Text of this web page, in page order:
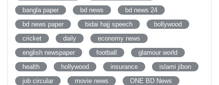
bangla paper
bd news
bd news 24
bd news paper
bidai hajj speech
bollywood
cricket
daily
economy news
english newspaper
football
glamour world
health
hollywood insurance
islami jibon
job circular
movie news
ONE BD News